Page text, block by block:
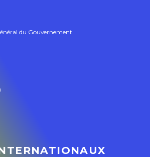
du Gouvernement